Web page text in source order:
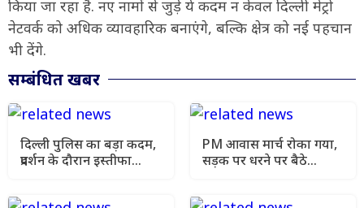
किया जा रहा है. नए नामों से जुड़े ये कदम न केवल दिल्ली मेट्रो
नेटवर्क को अधिक व्यावहारिक बनाएंगे, बल्कि क्षेत्र को नई पहचान
भी देंगे.
सम्बंधित खबर
दिल्ली पुलिस का बड़ा कदम,
प्रदर्शन के दौरान इस्तीफा
PM आवास मार्च रोका गया,
सड़क पर धरने पर बैठे